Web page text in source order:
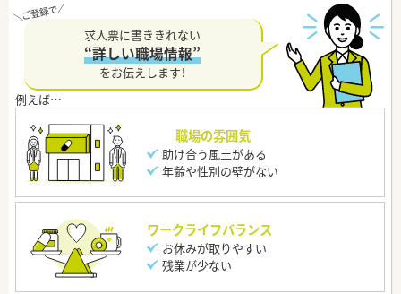
求人票に書ききれない
“詳しい職場情報”
をお伝えします！
職場の雰囲気
助け合う風土がある
年齢や性別の壁がない
ワークライフバランス
お休みが取りやすい
残業が少ない